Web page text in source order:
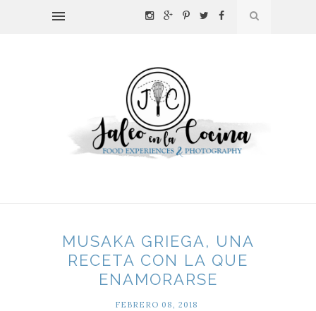
MUSAKA GRIEGA, UNA
RECETA CON LA QUE
ENAMORARSE
FEBRERO 08, 2018